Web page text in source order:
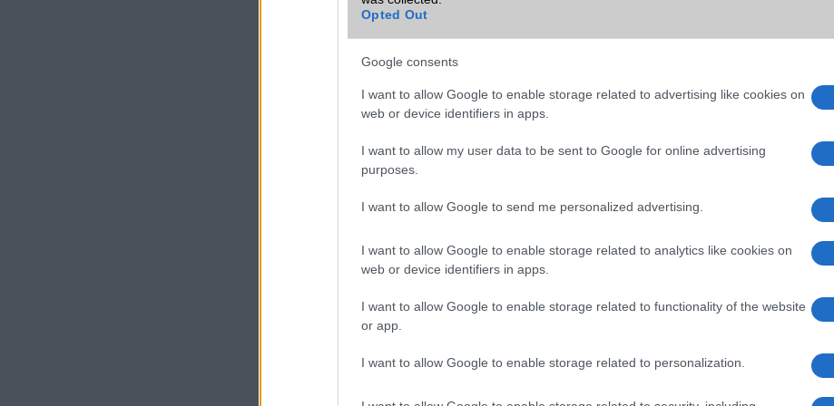
Opted Out
Google consents
I want to allow Google to enable storage related to advertising like cookies on
web or device identifiers in apps.
I want to allow my user data to be sent to Google for online advertising
purposes.
I want to allow Google to send me personalized advertising.
I want to allow Google to enable storage related to analytics like cookies on
web or device identifiers in apps.
I want to allow Google to enable storage related to functionality of the website
or app.
I want to allow Google to enable storage related to personalization.
AKKUMULÁTOR
Típus Li-Polimer
Cserélhetőség
Gyorstöltés
Flash/Ujjlenyomat olvasó Nincs